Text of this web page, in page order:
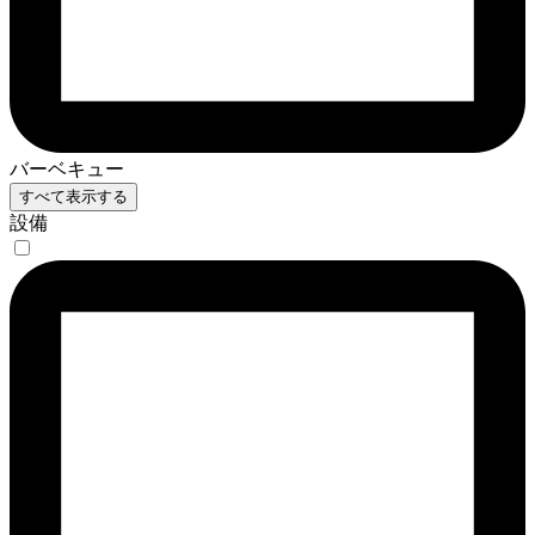
バーベキュー
すべて表示する
設備